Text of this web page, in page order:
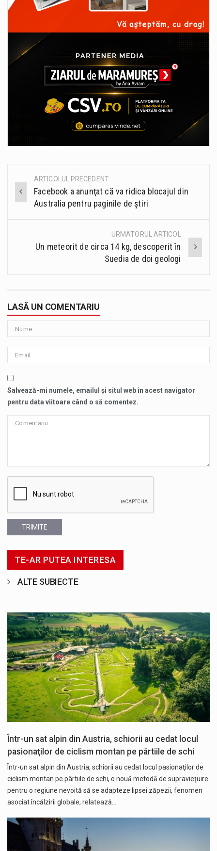
Post
navigation
ARTICOLUL PRECEDENT
Facebook a anunţat că va ridica blocajul din
Australia pentru paginile de ştiri
URMATORUL ARTICOL
Un meteorit de circa 14 kg, descoperit în
Suedia de doi geologi
LASĂ UN COMENTARIU
Salvează-mi numele, emailul și situl web în acest navigator
pentru data viitoare când o să comentez.
TRIMITE
TE-AR PUTEA INTERESA
ALTE SUBIECTE
Într-un sat alpin din Austria, schiorii au cedat locul
pasionaţilor de ciclism montan pe pârtiile de schi
Într-un sat alpin din Austria, schiorii au cedat locul pasionaţilor de
ciclism montan pe pârtiile de schi, o nouă metodă de supravieţuire
pentru o regiune nevoită să se adapteze lipsei zăpezii, fenomen
asociat încălzirii globale, relatează…